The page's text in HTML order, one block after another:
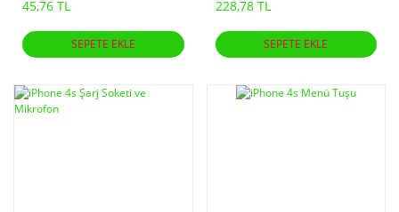
45,76 TL
SEPETE EKLE
228,78 TL
SEPETE EKLE